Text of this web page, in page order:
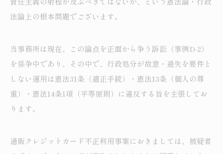
法論上の根本問題でございます。
当事務所は現在、この論点を正面から争う訴訟（事例D-2）
を係争中であり、その中で、行政処分が故意・過失を要件と
しない運用は憲法31条（適正手続）・憲法13条（個人の尊
重）・憲法14条1項（平等原則）に違反する旨を主張してお
ります。
通販クレジットカード不正利用事案におきましては、被疑者